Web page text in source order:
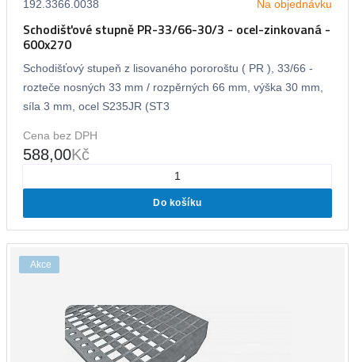
192.3366.0038 Na objednávku
Schodišťové stupně PR-33/66-30/3 - ocel-zinkovaná -
600x270
Schodišťový stupeň z lisovaného pororoštu ( PR ), 33/66 -
rozteče nosných 33 mm / rozpěrných 66 mm, výška 30 mm,
síla 3 mm, ocel S235JR (ST3
Cena bez DPH
588,00Kč
Do košíku
Akce